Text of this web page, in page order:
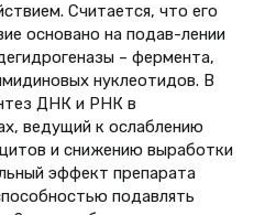
Считается, что его
основано на подав-лении
– фермента,
нуклеотидов. В
ДНК и РНК в
ведущий к ослаблению
и снижению выработки
эффект препарата
подавлять